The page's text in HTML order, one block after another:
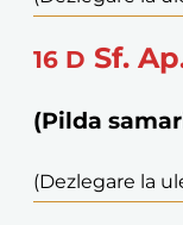
16 D Sf.
(Pilda
(Dezlegare la